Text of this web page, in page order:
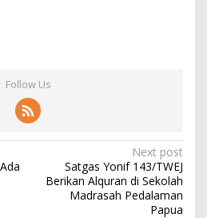
Follow Us
Next post
Satgas Yonif 143/TWEJ
Berikan Alquran di Sekolah
Madrasah Pedalaman
Papua